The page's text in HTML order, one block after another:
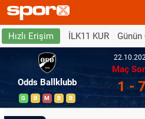
Hızlı Erişim İLK11 KUR Günün
Odds Ballklubb
G B M B B
Maç
1 - 7